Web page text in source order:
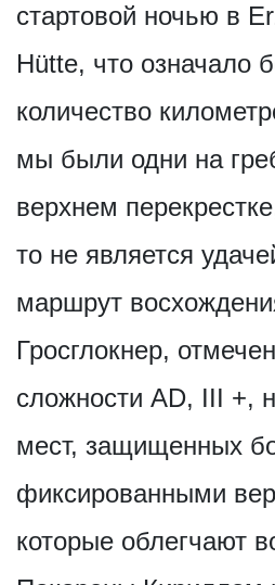
стартовой ночью в
Hütte, что означало
количество
мы были одни на
верхнем
то не является
маршрут
Гросглокнер,
сложности AD, III +,
мест, защищенных
фиксированными
которые облегчают